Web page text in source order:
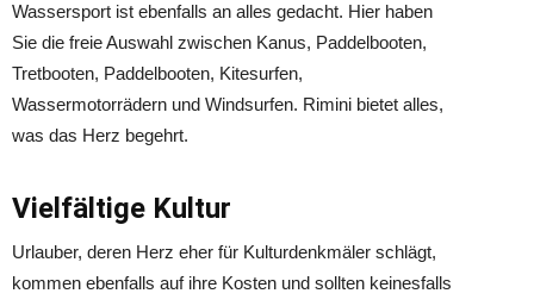
Wassersport ist ebenfalls an alles gedacht. Hier haben
Sie die freie Auswahl zwischen Kanus, Paddelbooten,
Tretbooten, Paddelbooten, Kitesurfen,
Wassermotorrädern und Windsurfen. Rimini bietet alles,
was das Herz begehrt.
Vielfältige Kultur
Urlauber, deren Herz eher für Kulturdenkmäler schlägt,
kommen ebenfalls auf ihre Kosten und sollten keinesfalls